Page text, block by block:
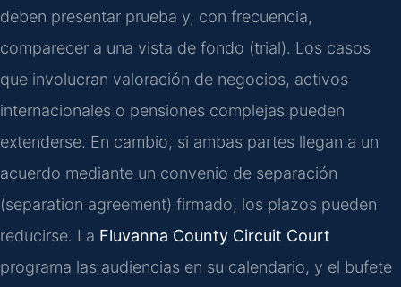
deben presentar prueba y, con frecuencia,
comparecer a una vista de fondo (trial). Los casos
que involucran valoración de negocios, activos
internacionales o pensiones complejas pueden
extenderse. En cambio, si ambas partes llegan a un
acuerdo mediante un convenio de separación
(separation agreement) firmado, los plazos pueden
reducirse. La Fluvanna County Circuit Court
programa las audiencias en su calendario, y el bufete